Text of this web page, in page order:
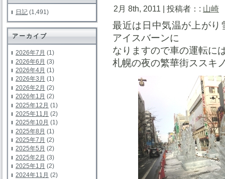
日記 (1,491)
アーカイブ
2026年7月 (1)
2026年6月 (3)
2026年4月 (1)
2026年3月 (1)
2026年2月 (2)
2026年1月 (2)
2025年12月 (1)
2025年11月 (2)
2025年10月 (1)
2025年8月 (1)
2025年7月 (2)
2025年5月 (2)
2025年2月 (3)
2025年1月 (2)
2024年11月 (2)
2月 8th, 2011 | 投稿者：: 山崎
最近は日中気温が上が
アイスバーンに
なりますので車の運転に
札幌の夜の繁華街ススキ